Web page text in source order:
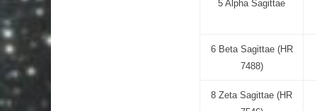
5 Alpha Sagittae
6 Beta Sagittae (HR
7488)
8 Zeta Sagittae (HR